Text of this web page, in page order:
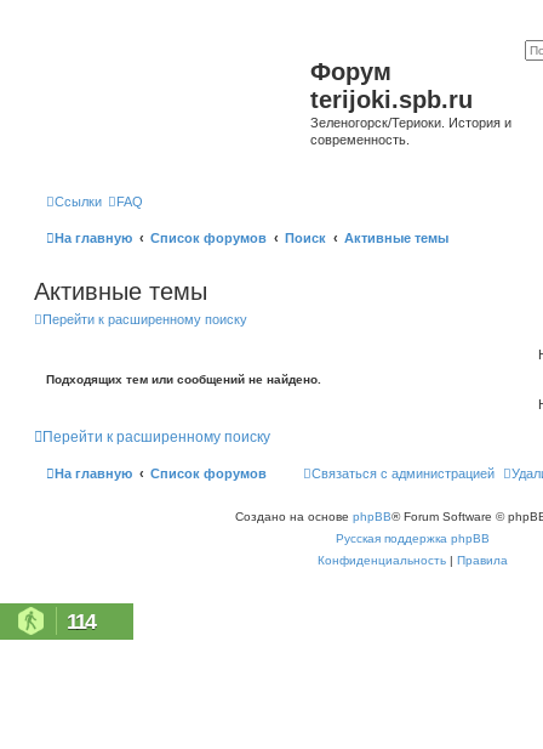
Форум
terijoki.spb.ru
Зеленогорск/Териоки. История и
современность.
Ссылки FAQ
На главную Список форумов Поиск Активные темы
Активные темы
Перейти к расширенному поиску
Подходящих тем или сообщений не найдено.
Перейти к расширенному поиску
На главную Список форумов Связаться с администрацией
Создано на основе phpBB® Forum Software ©
Русская поддержка phpBB
Конфиденциальность | Правила
114